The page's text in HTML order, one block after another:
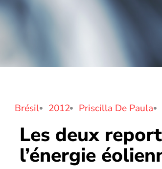
Brésil 2012 Priscilla De Paula
Les deux
l’énergie